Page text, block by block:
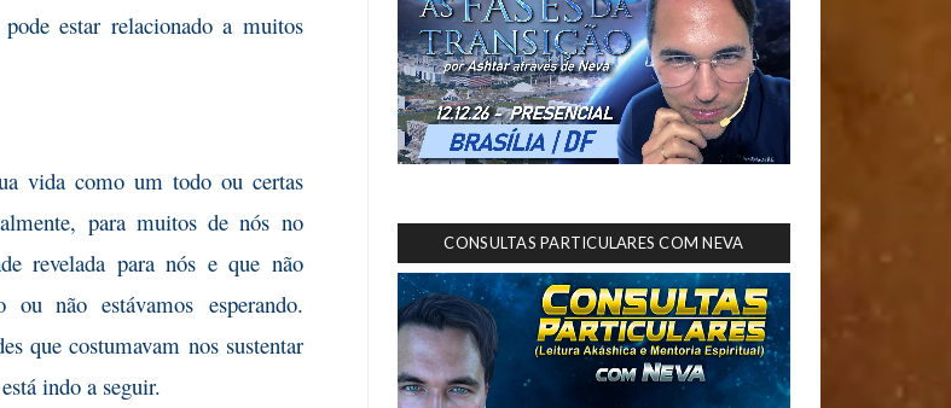
estar relacionado a muitos
vida como um todo ou certas
para muitos de nós no
revelada para nós e que não
ou não estávamos esperando.
que costumavam nos sustentar
indo a seguir.
CONSULTAS PARTICULARES COM NEVA